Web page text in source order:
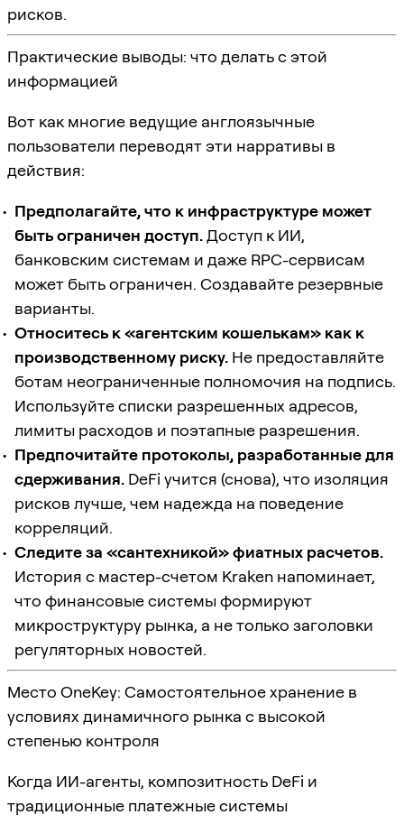
рисков.
Практические выводы: что делать с этой
информацией
Вот как многие ведущие англоязычные
пользователи переводят эти нарративы в
действия:
Предполагайте, что к инфраструктуре может
быть ограничен доступ.Доступ к ИИ,
банковским системам и даже RPC-сервисам
может быть ограничен. Создавайте резервные
варианты.
Относитесь к «агентским кошелькам» как к
производственному риску. Не предоставляйте
ботам неограниченные полномочия на подпись.
Используйте списки разрешенных адресов,
лимиты расходов и поэтапные разрешения.
Предпочитайте протоколы, разработанные для
сдерживания. DeFi учится (снова), что изоляция
рисков лучше, чем надежда на поведение
корреляций.
Следите за «сантехникой» фиатных расчетов.
История с мастер-счетом Kraken напоминает,
что финансовые системы формируют
микроструктуру рынка, а не только заголовки
регуляторных новостей.
Место OneKey: Самостоятельное хранение в
условиях динамичного рынка с высокой
степенью контроля
Когда ИИ-агенты, композитность DeFi и
традиционные платежные системы